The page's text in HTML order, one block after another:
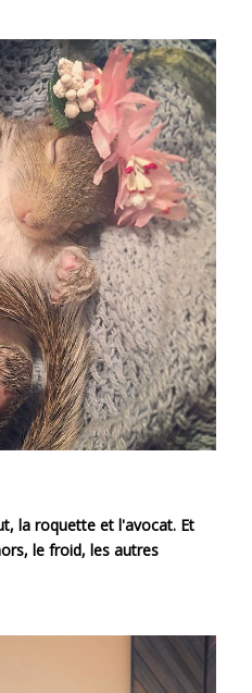
la roquette et l'avocat. Et
le froid, les autres